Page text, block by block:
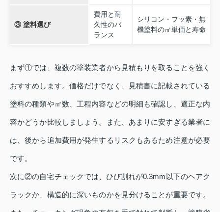
③ 塗料選び
費用と耐
久性のバ
ランス
シリコン・フッ素・無
機塗料の㎡単価と寿命
まず①では、複数の塗装業者から見積もりを取ることを強く
おすすめします。価格だけでなく、見積書に記載されている
塗料の種類や㎡数、工程内容などの明細も確認し、適正な内
容かどうか比較しましょう。また、あまりに安すぎる業者に
は、後から追加費用が発生するリスクもあるため注意が必要
です。
次に②の自宅チェックでは、ひび割れが0.3mm以下のヘアク
ラックか、構造的に深いものかを見分けることが重要です。